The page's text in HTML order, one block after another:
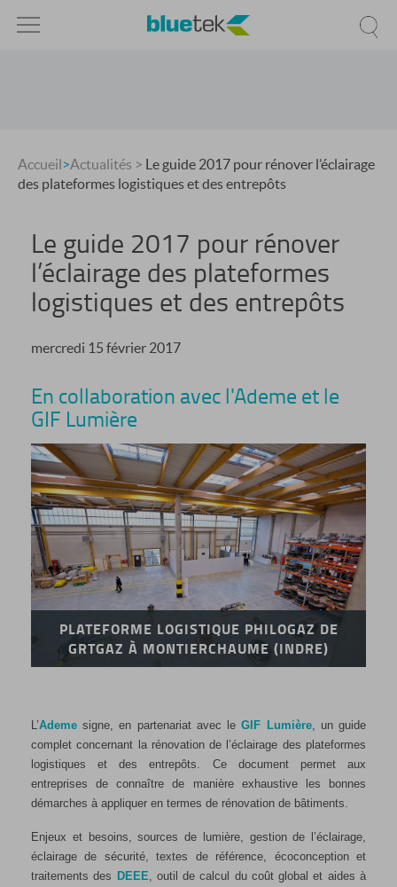
Accueil>Actualités > Le guide 2017 pour rénover l’éclairage
des plateformes logistiques et des entrepôts
Le guide 2017 pour rénover
l’éclairage des plateformes
logistiques et des entrepôts
mercredi 15 février 2017
En collaboration avec l'Ademe et le
GIF Lumière
PLATEFORME LOGISTIQUE PHILOGAZ DE
GRTGAZ À MONTIERCHAUME (INDRE)
L’Ademe signe, en partenariat avec leGIF Lumière, un guide
complet concernant la rénovation de l’éclairage des plateformes
logistiques et des entrepôts. Ce document permet aux
entreprises de connaître de manière exhaustive les bonnes
démarches à appliquer en termes de rénovation de bâtiments.
Enjeux et besoins, sources de lumière, gestion de l’éclairage,
éclairage de sécurité, textes de référence, écoconception et
traitements des DEEE , outil de calcul du coût global et aides à